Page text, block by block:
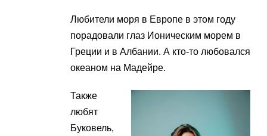
Любители моря в Европе в этом году
порадовали глаз Ионическим морем в
Греции и в Албании. А кто-то любовался
океаном на Мадейре.
Также
любят
Буковель,